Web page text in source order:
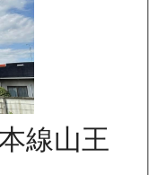
線山王